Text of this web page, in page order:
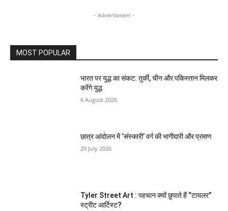
- Advertisment -
MOST POPULAR
भारत पर युद्ध का संकट: तुर्की, चीन और पकिस्तान मिलकर
करेंगे युद्ध
6 August 2026
छात्र आंदोलन में ‘संस्कारी’ वर्ग की भागीदारी और प्रमाण
29 July 2026
Tyler Street Art : पहचान क्यों छुपाते हैं “टायलर”
स्ट्रीट आर्टिस्ट?